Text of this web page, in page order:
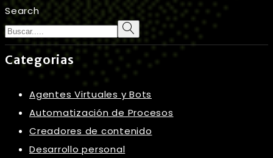
Search
Categorias
Agentes Virtuales y Bots
Automatización de Procesos
Creadores de contenido
Desarrollo personal